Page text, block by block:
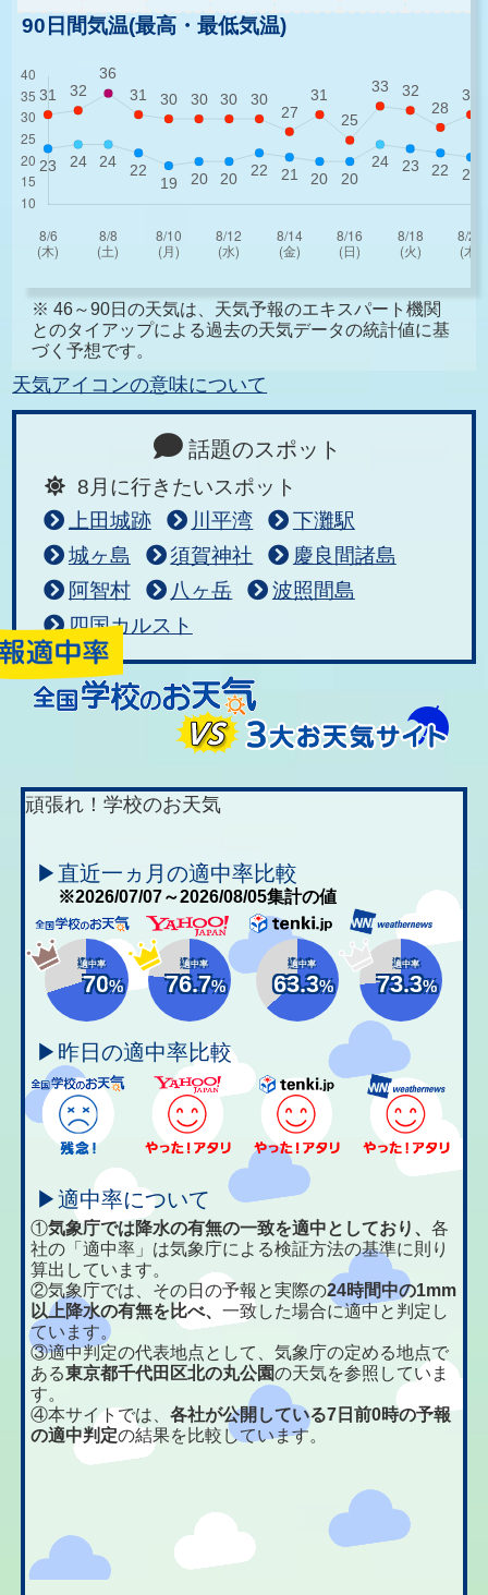
90日間気温(最高・最低気温)
※ 46～90日の天気は、天気予報のエキスパート機関
とのタイアップによる過去の天気データの統計値に基
づく予想です。
天気アイコンの意味について
話題のスポット
8月に行きたいスポット
上田城跡
川平湾
下灘駅
城ヶ島
須賀神社
慶良間諸島
阿智村
八ヶ岳
波照間島
四国カルスト
頑張れ！学校のお天気
▶直近一ヵ月の適中率比較
※2026/07/07～2026/08/05集計の値
適中率
70%
適中率
76.7%
適中率
63.3%
適中率
73.3%
▶昨日の適中率比較
▶適中率について
①気象庁では降水の有無の一致を適中としており、各
社の「適中率」は気象庁による検証方法の基準に則り
算出しています。
②気象庁では、その日の予報と実際の24時間中の1mm
以上降水の有無を比べ、一致した場合に適中と判定し
ています。
③適中判定の代表地点として、気象庁の定める地点で
ある東京都千代田区北の丸公園の天気を参照していま
す。
④本サイトでは、各社が公開している7日前0時の予報
の適中判定の結果を比較しています。